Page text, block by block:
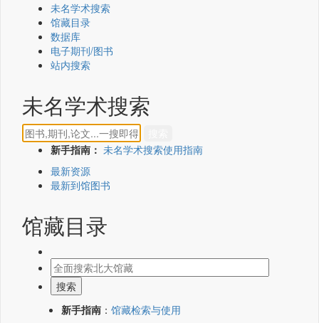
未名学术搜索
馆藏目录
数据库
电子期刊/图书
站内搜索
未名学术搜索
新手指南： 未名学术搜索使用指南
最新资源
最新到馆图书
馆藏目录
新手指南 ： 馆藏检索与使用